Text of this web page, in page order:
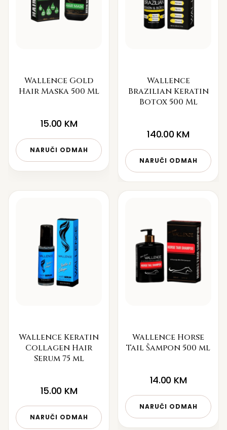
Wallence Gold
Hair Maska 500 Ml
15.00 KM
NARUČI ODMAH
Wallence
Brazilian Keratin
Botox 500 Ml
140.00 KM
NARUČI ODMAH
Wallence Keratin
Collagen Hair
Serum 75 ml
15.00 KM
NARUČI ODMAH
Wallence Horse
Tail Šampon 500 ml
14.00 KM
NARUČI ODMAH